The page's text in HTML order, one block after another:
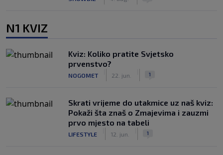
N1 KVIZ
Kviz: Koliko pratite Svjetsko
prvenstvo?
NOGOMET 22. jun. 1
Skrati vrijeme do utakmice uz naš kviz:
Pokaži šta znaš o Zmajevima i zauzmi
prvo mjesto na tabeli
LIFESTYLE 12. jun. 1